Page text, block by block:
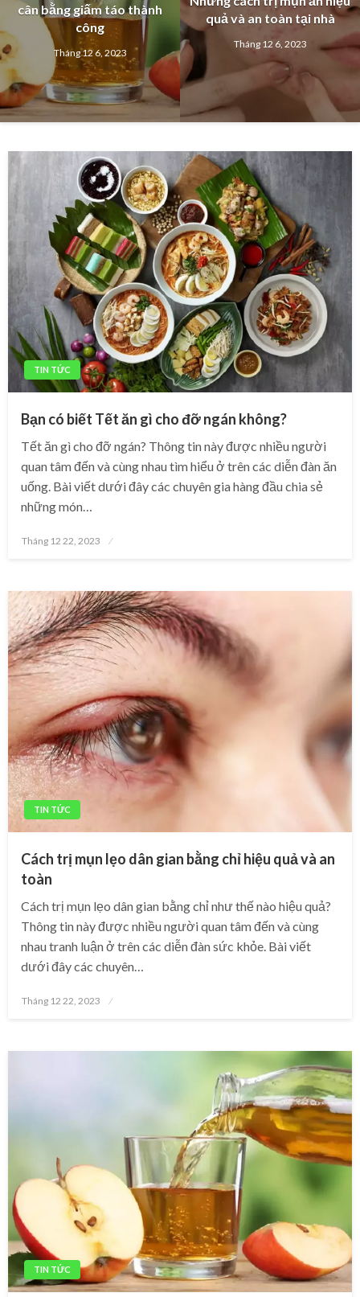
cân bằng giấm táo thành
công
Tháng 12 6, 2023
quả và an toàn tại nhà
Tháng 12 6, 2023
TIN TỨC
Bạn có biết Tết ăn gì cho đỡ ngán không?
Tết ăn gì cho đỡ ngán? Thông tin này được nhiều người
quan tâm đến và cùng nhau tìm hiểu ở trên các diễn đàn ăn
uống. Bài viết dưới đây các chuyên gia hàng đầu chia sẻ
những món…
Posted
Tháng 12 22, 2023
TIN TỨC
Cách trị mụn lẹo dân gian bằng chỉ hiệu quả và an
toàn
Cách trị mụn lẹo dân gian bằng chỉ như thế nào hiệu quả?
Thông tin này được nhiều người quan tâm đến và cùng
nhau tranh luận ở trên các diễn đàn sức khỏe. Bài viết
dưới đây các chuyên…
Posted
Tháng 12 22, 2023
TIN TỨC